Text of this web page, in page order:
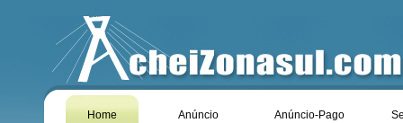
Home Anúncio Anúncio-Pago